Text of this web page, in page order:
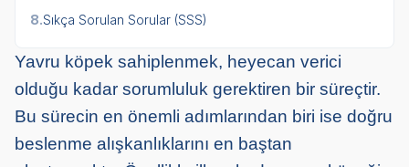
8.Sıkça Sorulan Sorular (SSS)
Yavru köpek sahiplenmek, heyecan verici
olduğu kadar sorumluluk gerektiren bir süreçtir.
Bu sürecin en önemli adımlarından biri ise doğru
beslenme alışkanlıklarını en baştan